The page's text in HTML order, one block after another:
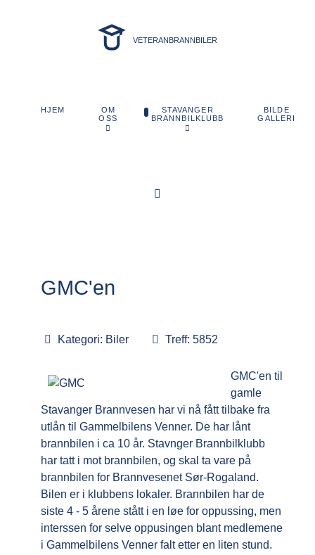
VETERANBRANNBILER
HJEM
OM
OSS
STAVANGER
BRANNBILKLUBB
BILDE
GALLERI
GMC'en
Kategori: Biler Treff: 5852
GMC'en til
gamle
Stavanger Brannvesen har vi nå fått tilbake fra
utlån til Gammelbilens Venner. De har lånt
brannbilen i ca 10 år. Stavnger Brannbilklubb
har tatt i mot brannbilen, og skal ta vare på
brannbilen for Brannvesenet Sør-Rogaland.
Bilen er i klubbens lokaler. Brannbilen har de
siste 4 - 5 årene stått i en løe for oppussing, men
interssen for selve oppusingen blant medlemene
i Gammelbilens Venner falt etter en liten stund.